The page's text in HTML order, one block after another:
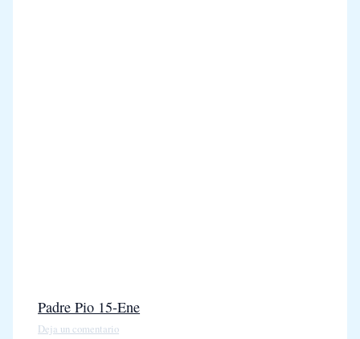
Padre Pio 15-Ene
Deja un comentario